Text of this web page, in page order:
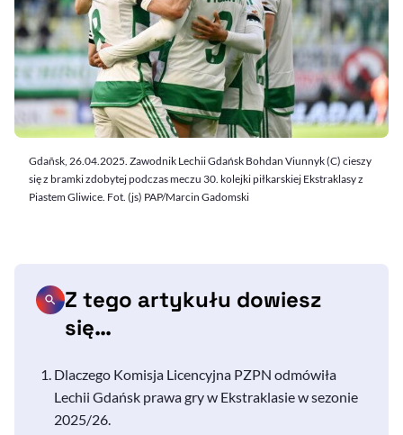
Gdañsk, 26.04.2025. Zawodnik Lechii Gdańsk Bohdan Viunnyk (C) cieszy
się z bramki zdobytej podczas meczu 30. kolejki piłkarskiej Ekstraklasy z
Piastem Gliwice. Fot. (js) PAP/Marcin Gadomski
Z tego artykułu dowiesz
się…
Dlaczego Komisja Licencyjna PZPN odmówiła
Lechii Gdańsk prawa gry w Ekstraklasie w sezonie
2025/26.